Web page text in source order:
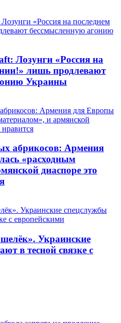
Лозунги «Россия на
лишь продлевают
Украины
абрикосов: Армения
«расходным
диаспоре это
Украинские
в тесной связке с